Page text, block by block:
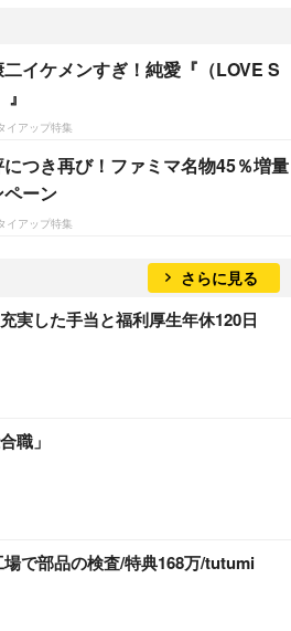
イケメンすぎ！純愛『（LOVE S
イアップ特集
につき再び！ファミマ名物45％増量
ーン
イアップ特集
さらに見る
実した手当と福利厚生年休120日
職」
場で部品の検査/特典168万/tutumi